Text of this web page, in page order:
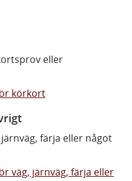
eller
körkort
färja eller något
väg, järnväg, färja eller